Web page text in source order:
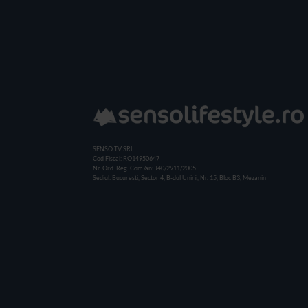
SENSO TV SRL
Cod Fiscal: RO14950647
Nr. Ord. Reg. Com./an: J40/2911/2005
Sediul: Bucuresti, Sector 4, B-dul Unirii, Nr. 15, Bloc B3, Mezanin